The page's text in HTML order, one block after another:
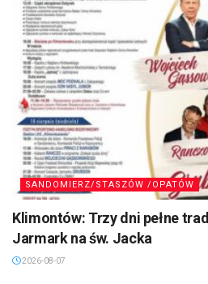
SANDOMIERZ/STASZÓW /OPATÓW
Klimontów: Trzy dni pełne
Jarmark na św. Jacka
2026-08-07